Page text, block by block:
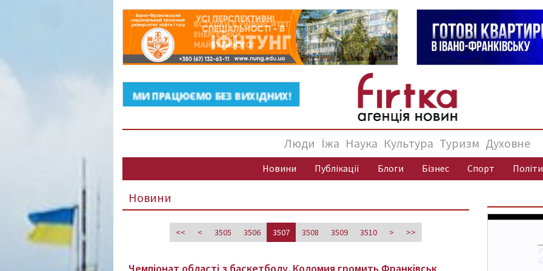
Люди Їжа Наука Культура Туризм Духовне
Новини Публікації Блоги Бізнес Спорт
Новини
<< < 3505 3506 3507 3508 3509 3510 > >>
Чемпіонат області з баскетболу. Коломия громить Франківськ